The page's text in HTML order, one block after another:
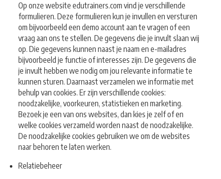
Op onze website edutrainers.com vind je verschillende
formulieren. Deze formulieren kun je invullen en versturen
om bijvoorbeeld een demo account aan te vragen of een
vraag aan ons te stellen. De gegevens die je invult slaan wij
op. Die gegevens kunnen naast je naam en e-mailadres
bijvoorbeeld je functie of interesses zijn. De gegevens die
je invult hebben we nodig om jou relevante informatie te
kunnen sturen. Daarnaast verzamelen we informatie met
behulp van cookies. Er zijn verschillende cookies:
noodzakelijke, voorkeuren, statistieken en marketing.
Bezoek je een van ons websites, dan kies je zelf of en
welke cookies verzameld worden naast de noodzakelijke.
De noodzakelijke cookies gebruiken we om de websites
naar behoren te laten werken.
Relatiebeheer